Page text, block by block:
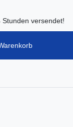
versendet!